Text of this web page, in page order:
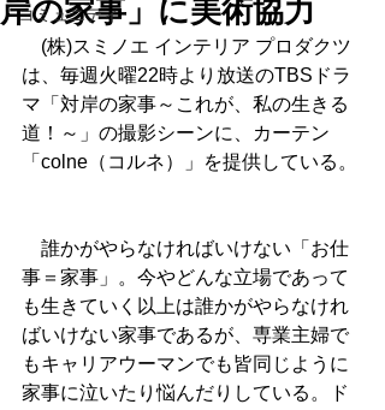
コミュニティ
岸の家事」に美術協力
(株)スミノエ インテリア プロダクツ
は、毎週火曜22時より放送のTBSドラ
マ「対岸の家事～これが、私の生きる
道！～」の撮影シーンに、カーテン
「colne（コルネ）」を提供している。
誰かがやらなければいけない「お仕
事＝家事」。今やどんな立場であって
も生きていく以上は誰かがやらなけれ
ばいけない家事であるが、専業主婦で
もキャリアウーマンでも皆同じように
家事に泣いたり悩んだりしている。ド